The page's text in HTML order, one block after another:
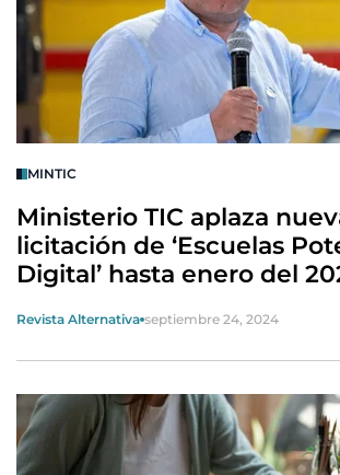
MINTIC
Ministerio TIC aplaza
licitación de ‘Escuelas
Digital’ hasta enero del
Revista Alternativa septiembre 24, 2024